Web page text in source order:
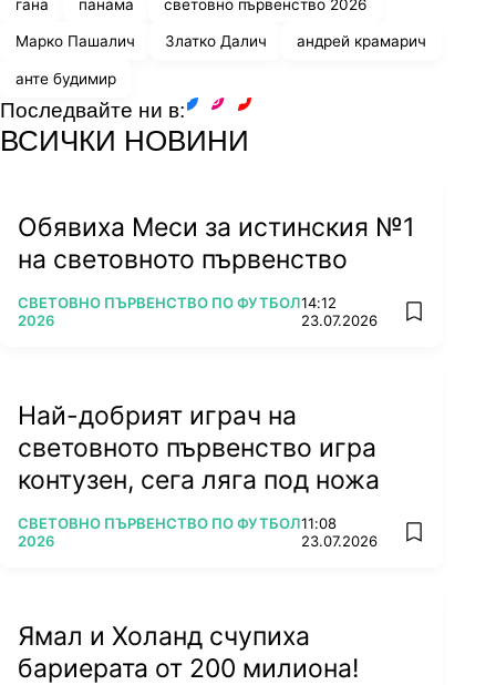
гана панама световно първенство 2026
Марко Пашалич Златко Далич андрей крамарич
анте будимир
Последвайте ни в:
ВСИЧКИ НОВИНИ
Обявиха Меси за истинския №1
на световното първенство
ПОВЕЧЕ ОТ
СВЕТОВНО ПЪРВЕНСТВО ПО ФУТБОЛ
2026
14:12
23.07.2026
add
Най-добрият играч на
световното първенство игра
контузен, сега ляга под ножа
ПОВЕЧЕ ОТ
СВЕТОВНО ПЪРВЕНСТВО ПО ФУТБОЛ
2026
11:08
23.07.2026
add
Ямал и Холанд счупиха
бариерата от 200 милиона!